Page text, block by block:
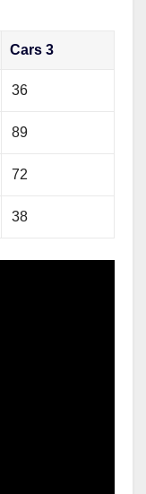
Cars 3
36
89
72
38